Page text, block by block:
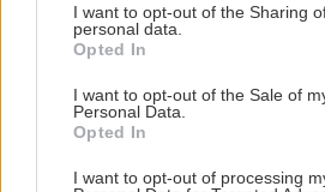
not limited to your visit or usage
grant or deny consent to Google and
use your data for below specified
consent section.
I want to opt-out of the Sharing
personal data.
Opted In
I want to opt-out of the Sale of
Personal Data.
Opted In
I want to opt-out of processing